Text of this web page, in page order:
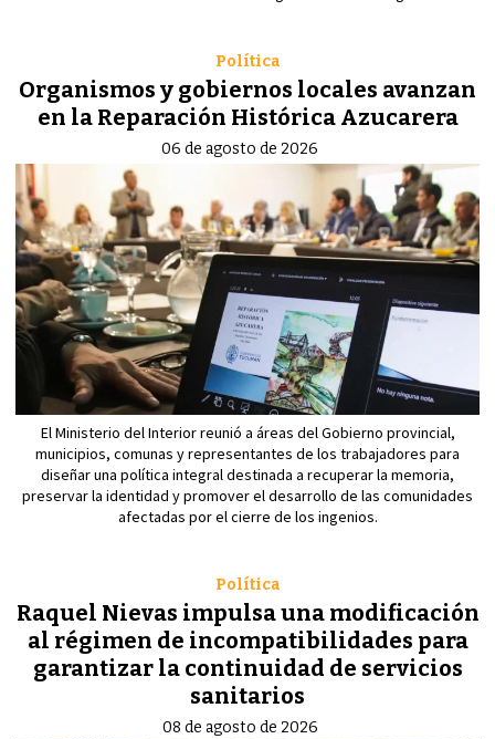
Organismos y gobiernos locales avanzan
en la Reparación Histórica Azucarera
Política
06 de agosto de 2026
El Ministerio del Interior reunió a áreas del Gobierno provincial,
municipios, comunas y representantes de los trabajadores para
diseñar una política integral destinada a recuperar la memoria,
preservar la identidad y promover el desarrollo de las comunidades
afectadas por el cierre de los ingenios.
Raquel Nievas impulsa una modificación
al régimen de incompatibilidades para
garantizar la continuidad de servicios
sanitarios
Política
08 de agosto de 2026